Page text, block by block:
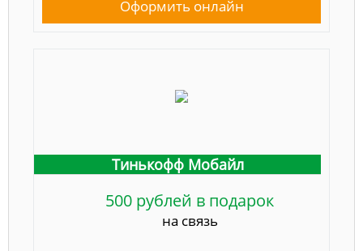
Оформить онлайн
Тинькофф Мобайл
500 рублей в подарок
на связь